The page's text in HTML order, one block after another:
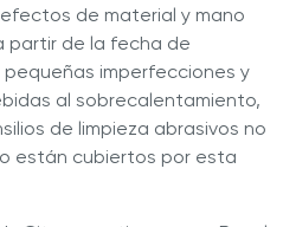
de material y mano
partir de la fecha de
imperfecciones y
al sobrecalentamiento,
de limpieza abrasivos no
están cubiertos por esta